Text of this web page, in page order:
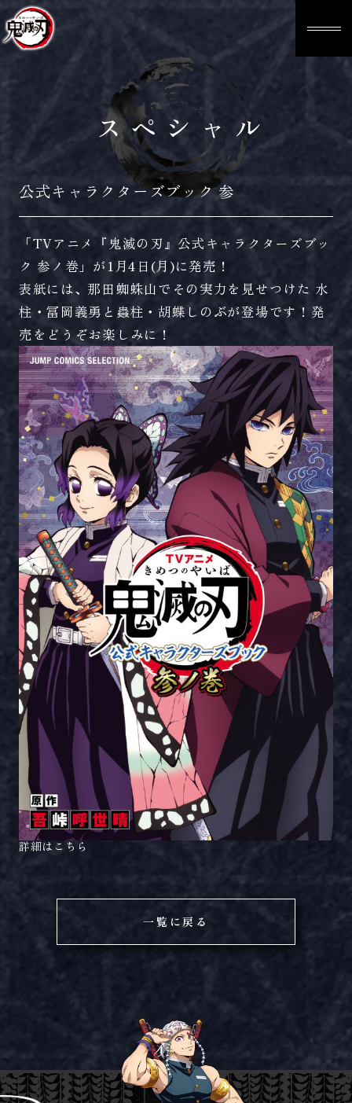
スペシャル
公式キャラクターズブック 参
「TVアニメ『鬼滅の刃』公式キャラクターズブッ
ク 参ノ巻」が1月4日(月)に発売！
表紙には、那田蜘蛛山でその実力を見せつけた 水
柱・冨岡義勇と蟲柱・胡蝶しのぶが登場です！発
売をどうぞお楽しみに！
詳細はこちら
一覧に戻る